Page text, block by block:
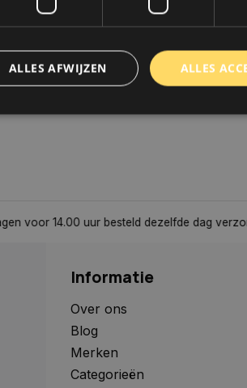
uur besteld dezelfde dag verzonden,
Informatie
Over ons
Blog
Merken
Categorieën
ALLES
ALLES AFWIJZEN
Dit cookie wordt gebruikt om een
sessie ID wordt gebruikt om een veilige
consistente gebruikerservaring te
te zorgen dat pagina wijzigingen of
worden onthouden van pagina naar
geen persoonlijke gegevens op.
Deze cookie wordt gebruikt om